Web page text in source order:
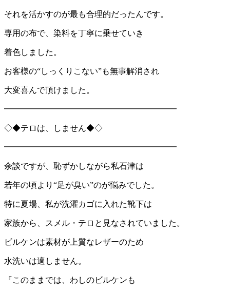
それを活かすのが最も合理的だったんです。
専用の布で、染料を丁寧に乗せていき
着色しました。
お客様の“しっくりこない”も無事解消され
大変喜んで頂けました。
━━━━━━━━━━━━━━━━━━━━━
◇◆テロは、しません◆◇
━━━━━━━━━━━━━━━━━━━━━
余談ですが、恥ずかしながら私石津は
若年の頃より“足が臭い”のが悩みでした。
特に夏場、私が洗濯カゴに入れた靴下は
家族から、スメル・テロと見なされていました。
ビルケンは素材が上質なレザーのため
水洗いは適しません。
『このままでは、わしのビルケンも